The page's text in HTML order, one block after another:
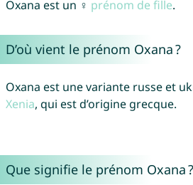
Oxana est un ♀ prénom de fille.
D’où vient le prénom Oxana ?
Oxana est une variante russe et
Xenia, qui est d’origine grecque.
Que signifie le prénom Oxana ?